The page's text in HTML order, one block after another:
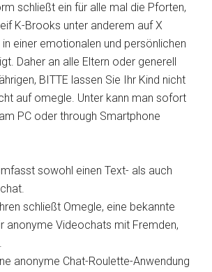
schließt ein für alle mal die Pforten,
K-Brooks unter anderem auf X
einer emotionalen und persönlichen
Daher an alle Eltern oder generell
BITTE lassen Sie Ihr Kind nicht
auf omegle. Unter kann man sofort
PC oder through Smartphone
sowohl einen Text- als auch
schließt Omegle, eine bekannte
anonyme Videochats mit Fremden,
anonyme Chat-Roulette-Anwendung